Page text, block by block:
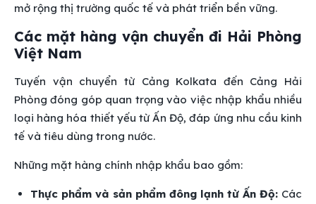
mở rộng thị trường quốc tế và phát triển bền vững.
Các mặt hàng vận chuyển đi Hải Phòng
Việt Nam
Tuyến vận chuyển từ Cảng Kolkata đến Cảng Hải
Phòng đóng góp quan trọng vào việc nhập khẩu nhiều
loại hàng hóa thiết yếu từ Ấn Độ, đáp ứng nhu cầu kinh
tế và tiêu dùng trong nước.
Những mặt hàng chính nhập khẩu bao gồm:
Thực phẩm và sản phẩm đông lạnh từ Ấn Độ: Các